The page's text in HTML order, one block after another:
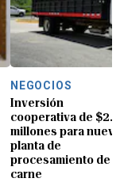
NEGOCIOS
Inversión
cooperativa de $2.8
millones para nueva
planta de
procesamiento de
carne